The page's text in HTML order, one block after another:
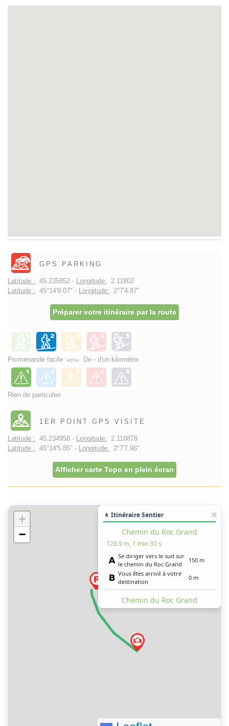
GPS PARKING
Latitude : 45.235852 - Longitude: 2.11802
Latitude : 45°14'9.07" - Longitude: 2°7'4.87"
Préparer votre itinéraire par la route
Promenande facile et/ou De - d'un kilomètre
Rien de particulier
1ER POINT GPS VISITE
Latitude : 45.234958 - Longitude: 2.118878
Latitude : 45°14'5.85" - Longitude: 2°7'7.96"
Afficher carte Topo en plein écran
+
−
🚶 Itinéraire Sentier
Chemin du Roc Grand
128.9 m, 1 min 30 s
Se diriger vers le sud sur
le chemin du Roc Grand
150 m
Vous êtes arrivé à votre
destination
0 m
Chemin du Roc Grand
le chemin du Roc Grand
Vous êtes arrivé à votre
destination